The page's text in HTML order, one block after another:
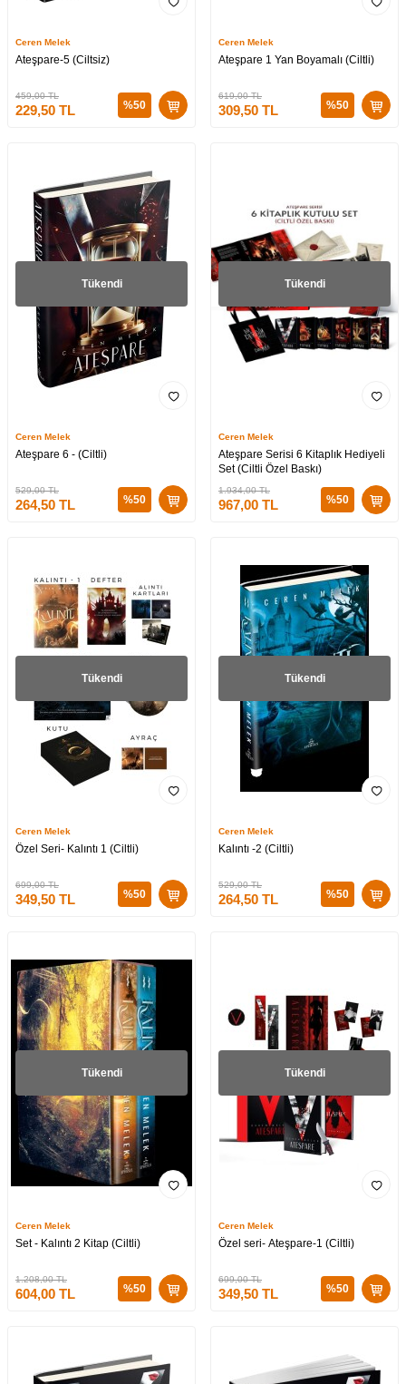
Ceren Melek
Ateşpare-5 (Ciltsiz)
459,00TL
229,50 TL %50
Ceren Melek
Ateşpare 1 Yan Boyamalı (Ciltli)
619,00TL
309,50 TL %50
Tükendi
Ceren Melek
Ateşpare 6 - (Ciltli)
529,00TL
264,50 TL %50
Tükendi
Ceren Melek
Ateşpare Serisi 6 Kitaplık Hediyeli
Set (Ciltli Özel Baskı)
1.934,00TL
967,00 TL %50
Tükendi
Ceren Melek
Özel Seri- Kalıntı 1 (Ciltli)
699,00TL
349,50 TL %50
Tükendi
Ceren Melek
Kalıntı -2 (Ciltli)
529,00TL
264,50 TL %50
Tükendi
Ceren Melek
Set - Kalıntı 2 Kitap (Ciltli)
1.208,00TL
604,00 TL %50
Tükendi
Ceren Melek
Özel seri- Ateşpare-1 (Ciltli)
699,00TL
349,50 TL %50